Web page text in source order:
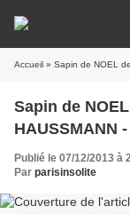
Accueil » Sapin de NOEL
Sapin de
HAUSSMANN
Publié le 07/12/2013 à
Par parisinsolite